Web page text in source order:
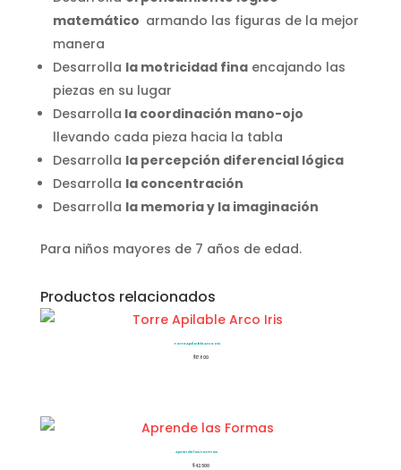
matemático armando las figuras de la mejor
manera
Desarrolla la motricidad finaencajando las
piezas en su lugar
Desarrolla la coordinación mano-ojo
llevando cada pieza hacia la tabla
Desarrolla la percepción diferencial lógica
Desarrolla la concentración
Desarrolla la memoria y la imaginación
Para niños mayores de 7 años de edad.
Productos relacionados
Torre Apilable Arco Iris
$17.800
Aprende las Formas
$42.500